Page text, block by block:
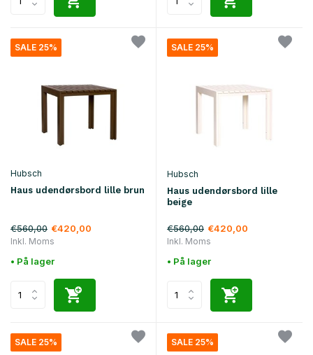
SALE 25%
Hubsch
Haus udendørsbord lille brun
€560,00 €420,00
Inkl. Moms
• På lager
SALE 25%
Hubsch
Haus udendørsbord lille
beige
€560,00 €420,00
Inkl. Moms
• På lager
SALE 25% SALE 25%